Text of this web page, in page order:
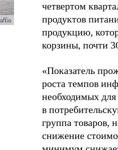
четвертом
продуктов
продукцию,
корзины, почти
«Показатель
роста темпов
необходимых
в
группа товаров,
снижение